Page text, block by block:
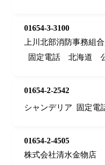
01654-3-3100
上川北部消防事務組
固定電話
北海道
01654-2-2542
シャンデリア
固定電
01654-2-4505
株式会社清水金物店